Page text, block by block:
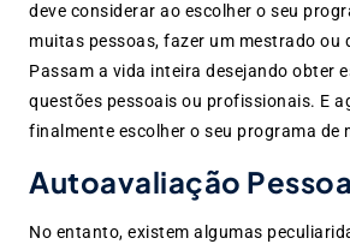
deve considerar ao escolher o seu
muitas pessoas, fazer um mestrado ou
Passam a vida inteira desejando obter
questões pessoais ou profissionais. E
finalmente escolher o seu programa de
Autoavaliação
No entanto, existem algumas